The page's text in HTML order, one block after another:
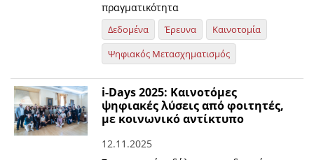
πραγματικότητα
Δεδομένα Έρευνα
Καινοτομία
Ψηφιακός Μετασχηματισμός
i-Days 2025: Καινοτόμες
ψηφιακές λύσεις από φοιτητές,
με κοινωνικό αντίκτυπο
12.11.2025